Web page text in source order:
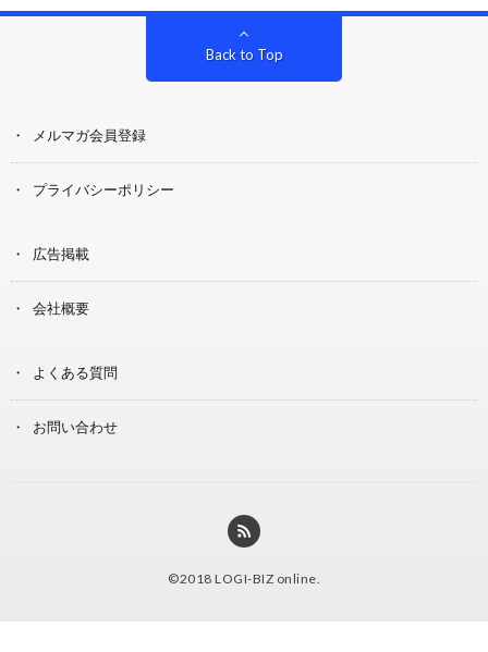
Back to Top
メルマガ会員登録
プライバシーポリシー
広告掲載
会社概要
よくある質問
お問い合わせ
©2018 LOGI-BIZ online.